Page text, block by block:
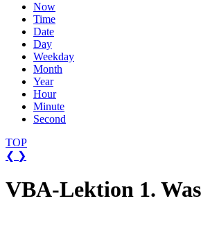
Now
Time
Date
Day
Weekday
Month
Year
Hour
Minute
Second
TOP
❮ ❯
VBA-Lektion 1.